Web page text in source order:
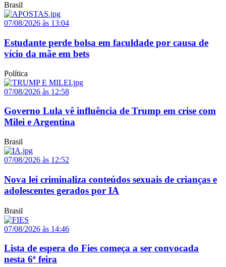
Brasil
07/08/2026 às 13:04
Estudante perde bolsa em faculdade por causa de
vício da mãe em bets
Política
07/08/2026 às 12:58
Governo Lula vê influência de Trump em crise com
Milei e Argentina
Brasil
07/08/2026 às 12:52
Nova lei criminaliza conteúdos sexuais de crianças e
adolescentes gerados por IA
Brasil
07/08/2026 às 14:46
Lista de espera do Fies começa a ser convocada
nesta 6ª feira